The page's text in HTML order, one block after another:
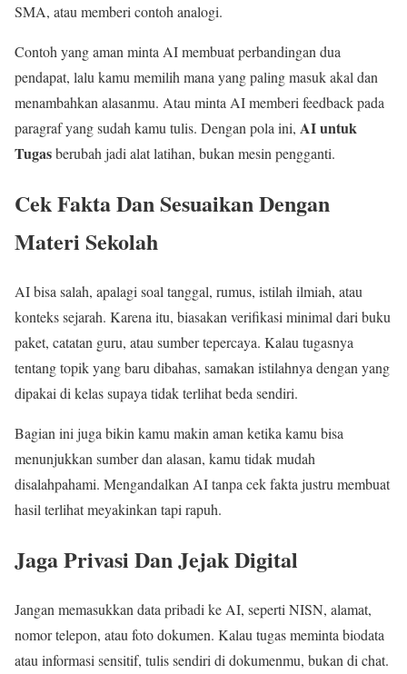
SMA, atau memberi contoh analogi.
Contoh yang aman minta AI membuat perbandingan dua
pendapat, lalu kamu memilih mana yang paling masuk akal dan
menambahkan alasanmu. Atau minta AI memberi feedback pada
paragraf yang sudah kamu tulis. Dengan pola ini, AI untuk
Tugasberubah jadi alat latihan, bukan mesin pengganti.
Cek Fakta Dan Sesuaikan Dengan
Materi Sekolah
AI bisa salah, apalagi soal tanggal, rumus, istilah ilmiah, atau
konteks sejarah. Karena itu, biasakan verifikasi minimal dari buku
paket, catatan guru, atau sumber tepercaya. Kalau tugasnya
tentang topik yang baru dibahas, samakan istilahnya dengan yang
dipakai di kelas supaya tidak terlihat beda sendiri.
Bagian ini juga bikin kamu makin aman ketika kamu bisa
menunjukkan sumber dan alasan, kamu tidak mudah
disalahpahami. Mengandalkan AI tanpa cek fakta justru membuat
hasil terlihat meyakinkan tapi rapuh.
Jaga Privasi Dan Jejak Digital
Jangan memasukkan data pribadi ke AI, seperti NISN, alamat,
nomor telepon, atau foto dokumen. Kalau tugas meminta biodata
atau informasi sensitif, tulis sendiri di dokumenmu, bukan di chat.